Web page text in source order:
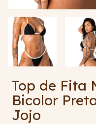
Top de Fita
Bicolor
Jojo